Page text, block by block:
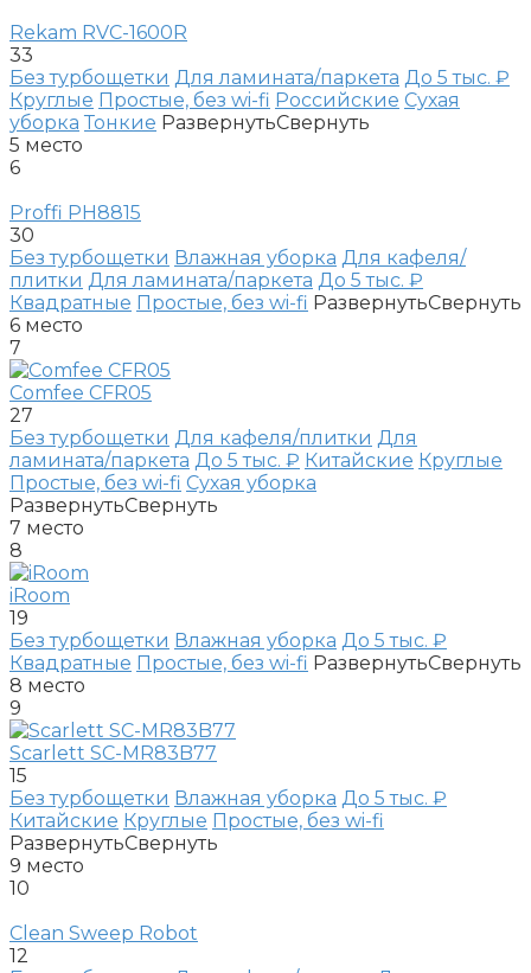
Rekam RVC-1600R
33
Без турбощетки Для ламината/паркета До 5 тыс. ₽
Круглые Простые, без wi-fi Российские Сухая
уборка Тонкие РазвернутьСвернуть
5 место
6
Proffi PH8815
30
Без турбощетки Влажная уборка Для кафеля/
плитки Для ламината/паркета До 5 тыс. ₽
Квадратные Простые, без wi-fi РазвернутьСвернуть
6 место
7
Comfee CFR05
27
Без турбощетки Для кафеля/плитки Для
ламината/паркета До 5 тыс. ₽ Китайские Круглые
Простые, без wi-fi Сухая уборка
РазвернутьСвернуть
7 место
8
iRoom
19
Без турбощетки Влажная уборка До 5 тыс. ₽
Квадратные Простые, без wi-fi РазвернутьСвернуть
8 место
9
Scarlett SC-MR83B77
15
Без турбощетки Влажная уборка До 5 тыс. ₽
Китайские Круглые Простые, без wi-fi
РазвернутьСвернуть
9 место
10
Clean Sweep Robot
12